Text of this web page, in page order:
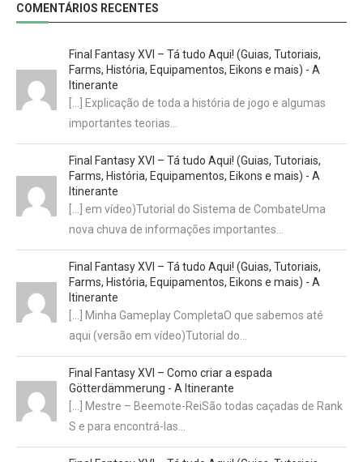
COMENTÁRIOS RECENTES
Final Fantasy XVI – Tá tudo Aqui! (Guias, Tutoriais,
Farms, História, Equipamentos, Eikons e mais) - A
Itinerante
[…] Explicação de toda a história de jogo e algumas
importantes teorias…
Final Fantasy XVI – Tá tudo Aqui! (Guias, Tutoriais,
Farms, História, Equipamentos, Eikons e mais) - A
Itinerante
[…] em vídeo)Tutorial do Sistema de CombateUma
nova chuva de informações importantes…
Final Fantasy XVI – Tá tudo Aqui! (Guias, Tutoriais,
Farms, História, Equipamentos, Eikons e mais) - A
Itinerante
[…] Minha Gameplay CompletaO que sabemos até
aqui (versão em vídeo)Tutorial do…
Final Fantasy XVI – Como criar a espada
Götterdämmerung - A Itinerante
[…] Mestre – Beemote-ReiSão todas caçadas de Rank
S e para encontrá-las…